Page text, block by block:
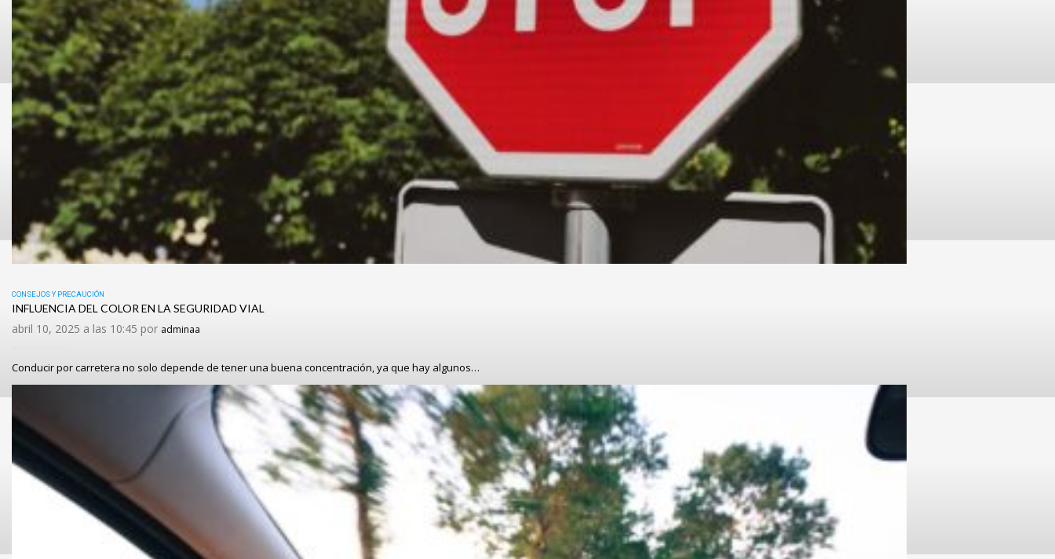
CONSEJOS Y PRECAUCIÓN
INFLUENCIA DEL COLOR EN LA SEGURIDAD VIAL
abril 10, 2025 a las 10:45 por adminaa
Conducir por carretera no solo depende de tener una buena concentración, ya que hay algunos…